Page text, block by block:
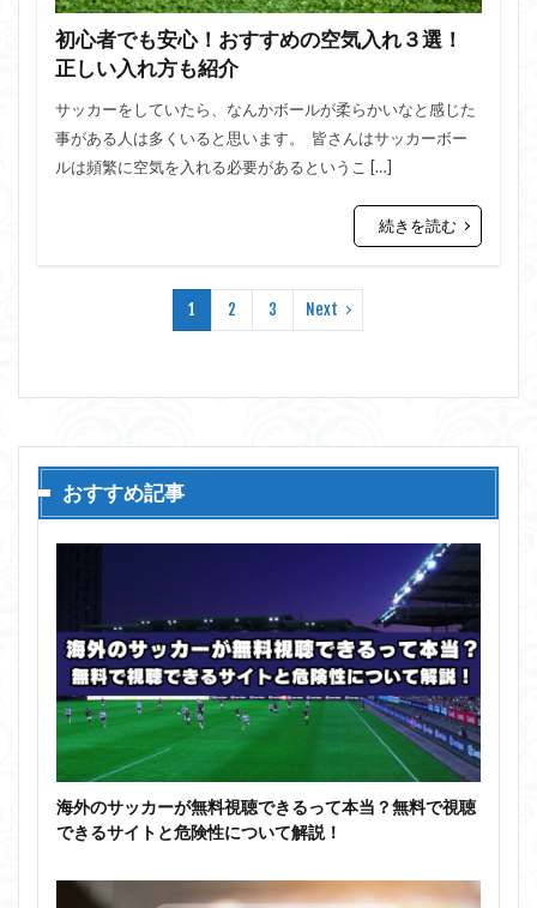
初心者でも安心！おすすめの空気入れ３選！
正しい入れ方も紹介
サッカーをしていたら、なんかボールが柔らかいなと感じた
事がある人は多くいると思います。 皆さんはサッカーボー
ルは頻繁に空気を入れる必要があるというこ […]
続きを読む
1 2 3 Next
おすすめ記事
海外のサッカーが無料視聴できるって本当？無料で視聴
できるサイトと危険性について解説！